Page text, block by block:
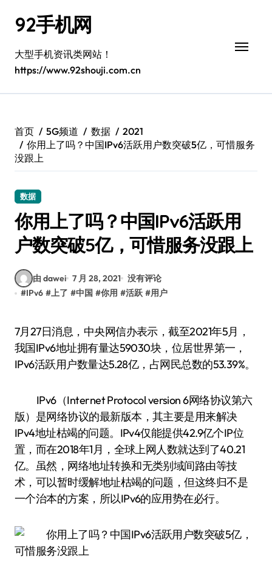
92手机网
大型手机资讯类网站！
https://www.92shouji.com.cn
首页 5G频道 数据
2021
你用上了吗？中国IPv6活跃用户数突破5亿，可惜服务
没跟上
数据
你用上了吗？中国IPv6活跃用
户数突破5亿，可惜服务没跟上
由 dawei 7 月 28, 2021 没有评论
#IPv6 #上了 #中国 #你用 #活跃 #用户
7月27日消息，中央网信办表示，截至2021年5月，
我国IPv6地址拥有量达59030块，位居世界第一，
IPv6活跃用户数量达5.28亿，占网民总数的53.39%。
IPv6（Internet Protocol version 6网络协议第六
版）是网络协议的最新版本，其主要是用来解决
IPv4地址枯竭的问题。IPv4仅能提供42.9亿个IP位
置，而在2018年1月，全球上网人数就达到了40.21
亿。虽然，网络地址转换和无类别域间路由等技
术，可以暂时缓解地址枯竭的问题，但这终归不是
一个治本的方案，所以IPv6的应用势在必行。